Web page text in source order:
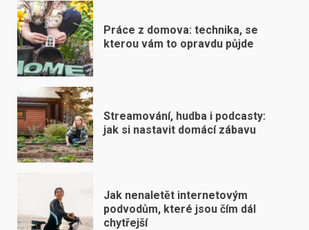
Práce z domova: technika, se
kterou vám to opravdu půjde
Streamování, hudba i podcasty:
jak si nastavit domácí zábavu
Jak nenaletět internetovým
podvodům, které jsou čím dál
chytřejší